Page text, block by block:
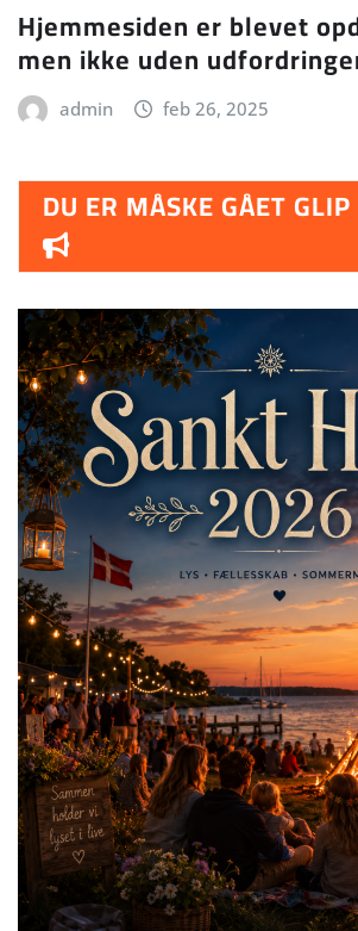
Hjemmesiden er blevet
men ikke uden
admin feb 26, 2025
DU ER MÅSKE GÅET